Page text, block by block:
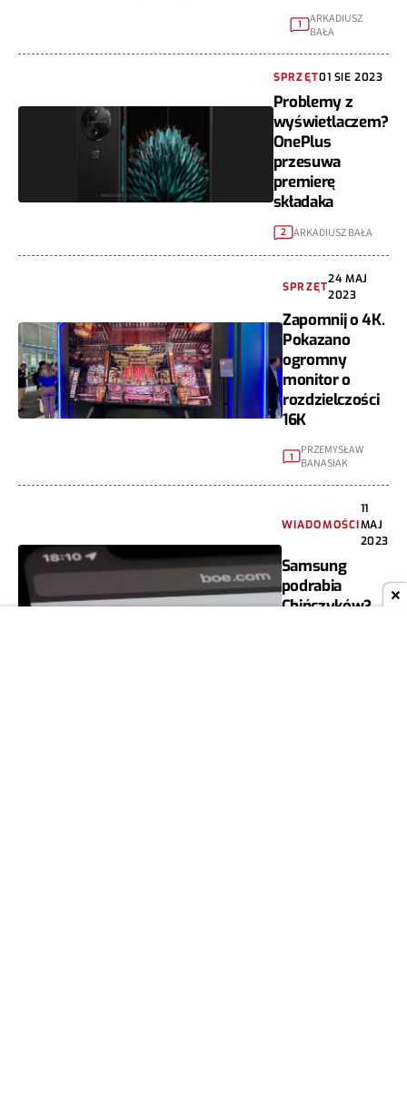
1
ARKADIUSZ
BAŁA
SPRZĘT01 SIE 2023
Problemy z
wyświetlaczem?
OnePlus
przesuwa
premierę
składaka
2 ARKADIUSZ BAŁA
SPRZĘT
24 MAJ
2023
Zapomnij o 4K.
Pokazano
ogromny
monitor o
rozdzielczości
16K
1
PRZEMYSŁAW
BANASIAK
WIADOMOŚCI
11
MAJ
2023
Samsung
podrabia
Chińczyków?